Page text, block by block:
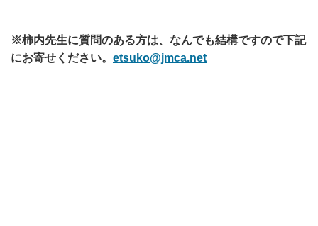
※柿内先生に質問のある方は、なんでも結構ですので下記
にお寄せください。 etsuko@jmca.net